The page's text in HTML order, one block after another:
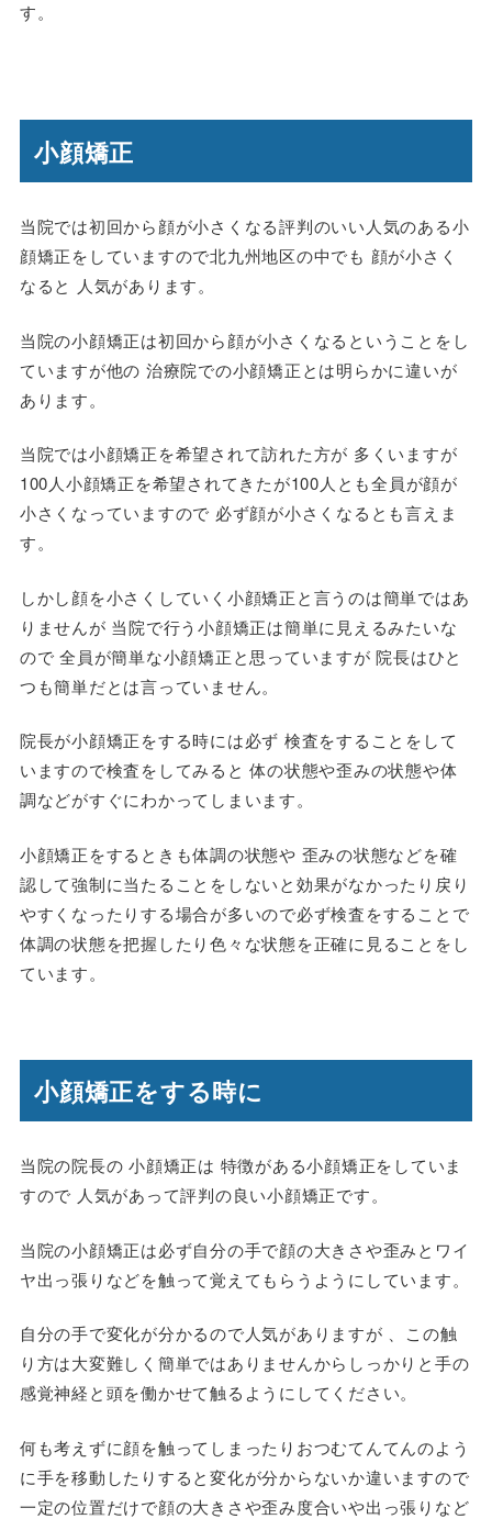
す。
小顔矯正
当院では初回から顔が小さくなる評判のいい人気のある小
顔矯正をしていますので北九州地区の中でも 顔が小さく
なると 人気があります。
当院の小顔矯正は初回から顔が小さくなるということをし
ていますが他の 治療院での小顔矯正とは明らかに違いが
あります。
当院では小顔矯正を希望されて訪れた方が 多くいますが
100人小顔矯正を希望されてきたが100人とも全員が顔が
小さくなっていますので 必ず顔が小さくなるとも言えま
す。
しかし顔を小さくしていく小顔矯正と言うのは簡単ではあ
りませんが 当院で行う小顔矯正は簡単に見えるみたいな
ので 全員が簡単な小顔矯正と思っていますが 院長はひと
つも簡単だとは言っていません。
院長が小顔矯正をする時には必ず 検査をすることをして
いますので検査をしてみると 体の状態や歪みの状態や体
調などがすぐにわかってしまいます。
小顔矯正をするときも体調の状態や 歪みの状態などを確
認して強制に当たることをしないと効果がなかったり戻り
やすくなったりする場合が多いので必ず検査をすることで
体調の状態を把握したり色々な状態を正確に見ることをし
ています。
小顔矯正をする時に
当院の院長の 小顔矯正は 特徴がある小顔矯正をしていま
すので 人気があって評判の良い小顔矯正です。
当院の小顔矯正は必ず自分の手で顔の大きさや歪みとワイ
ヤ出っ張りなどを触って覚えてもらうようにしています。
自分の手で変化が分かるので人気がありますが 、この触
り方は大変難しく簡単ではありませんからしっかりと手の
感覚神経と頭を働かせて触るようにしてください。
何も考えずに顔を触ってしまったりおつむてんてんのよう
に手を移動したりすると変化が分からないか違いますので
一定の位置だけで顔の大きさや歪み度合いや出っ張りなど